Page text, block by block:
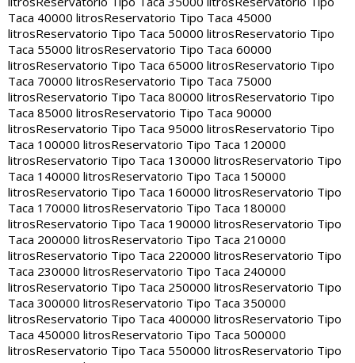
Taca 40000 litrosReservatorio Tipo Taca 45000
litrosReservatorio Tipo Taca 50000 litrosReservatorio Tipo
Taca 55000 litrosReservatorio Tipo Taca 60000
litrosReservatorio Tipo Taca 65000 litrosReservatorio Tipo
Taca 70000 litrosReservatorio Tipo Taca 75000
litrosReservatorio Tipo Taca 80000 litrosReservatorio Tipo
Taca 85000 litrosReservatorio Tipo Taca 90000
litrosReservatorio Tipo Taca 95000 litrosReservatorio Tipo
Taca 100000 litrosReservatorio Tipo Taca 120000
litrosReservatorio Tipo Taca 130000 litrosReservatorio Tipo
Taca 140000 litrosReservatorio Tipo Taca 150000
litrosReservatorio Tipo Taca 160000 litrosReservatorio Tipo
Taca 170000 litrosReservatorio Tipo Taca 180000
litrosReservatorio Tipo Taca 190000 litrosReservatorio Tipo
Taca 200000 litrosReservatorio Tipo Taca 210000
litrosReservatorio Tipo Taca 220000 litrosReservatorio Tipo
Taca 230000 litrosReservatorio Tipo Taca 240000
litrosReservatorio Tipo Taca 250000 litrosReservatorio Tipo
Taca 300000 litrosReservatorio Tipo Taca 350000
litrosReservatorio Tipo Taca 400000 litrosReservatorio Tipo
Taca 450000 litrosReservatorio Tipo Taca 500000
litrosReservatorio Tipo Taca 550000 litrosReservatorio Tipo